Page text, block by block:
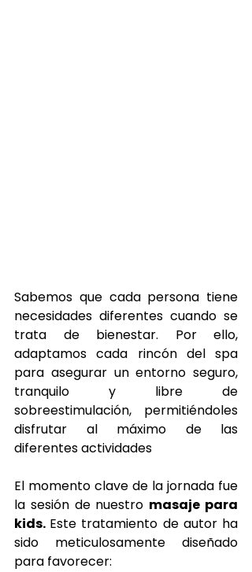
Sabemos que cada persona tiene
necesidades diferentes cuando se
trata de bienestar. Por ello,
adaptamos cada rincón del spa
para asegurar un entorno seguro,
tranquilo y libre de
sobreestimulación, permitiéndoles
disfrutar al máximo de las
diferentes actividades
El momento clave de la jornada fue
la sesión de nuestro masaje para
kids. Este tratamiento de autor ha
sido meticulosamente diseñado
para favorecer: